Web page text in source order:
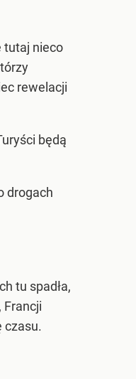
tutaj nieco
rewelacji
będą
drogach
tu spadła,
Francji
czasu.